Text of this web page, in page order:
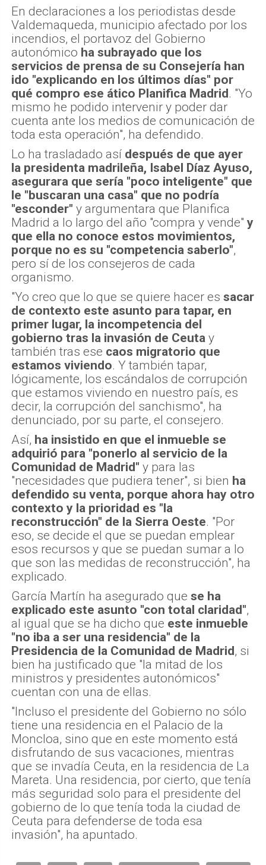
En declaraciones a los periodistas desde
Valdemaqueda, municipio afectado por los
incendios, el portavoz del Gobierno
autonómico ha subrayado que los
servicios de prensa de su Consejería han
ido "explicando en los últimos días" por
qué compro ese ático Planifica Madrid . "Yo
mismo he podido intervenir y poder dar
cuenta ante los medios de comunicación de
toda esta operación", ha defendido.
Lo ha trasladado así después de que ayer
la presidenta madrileña, Isabel Díaz Ayuso,
asegurara que sería "poco inteligente" que
le "buscaran una casa" que no podría
"esconder" y argumentara que Planifica
Madrid a lo largo del año "compra y vende" y
que ella no conoce estos movimientos,
porque no es su "competencia saberlo",
pero sí de los consejeros de cada
organismo.
"Yo creo que lo que se quiere hacer es sacar
de contexto este asunto para tapar, en
primer lugar, la incompetencia del
gobierno tras la invasión de Ceuta y
también tras ese caos migratorio que
estamos viviendo. Y también tapar,
lógicamente, los escándalos de corrupción
que estamos viviendo en nuestro país, es
decir, la corrupción del sanchismo", ha
denunciado, por su parte, el consejero.
Así, ha insistido en que el inmueble se
adquirió para "ponerlo al servicio de la
Comunidad de Madrid" y para las
"necesidades que pudiera tener", si bien ha
defendido su venta, porque ahora hay otro
contexto y la prioridad es "la
reconstrucción" de la Sierra Oeste. "Por
eso, se decide el que se puedan emplear
esos recursos y que se puedan sumar a lo
que son las medidas de reconstrucción", ha
explicado.
García Martín ha asegurado que se ha
explicado este asunto "con total claridad",
al igual que se ha dicho que este inmueble
"no iba a ser una residencia" de la
Presidencia de la Comunidad de Madrid, si
bien ha justificado que "la mitad de los
ministros y presidentes autonómicos"
cuentan con una de ellas.
"Incluso el presidente del Gobierno no sólo
tiene una residencia en el Palacio de la
Moncloa, sino que en este momento está
disfrutando de sus vacaciones, mientras
que se invadía Ceuta, en la residencia de La
Mareta. Una residencia, por cierto, que tenía
más seguridad solo para el presidente del
gobierno de lo que tenía toda la ciudad de
Ceuta para defenderse de toda esa
invasión", ha apuntado.